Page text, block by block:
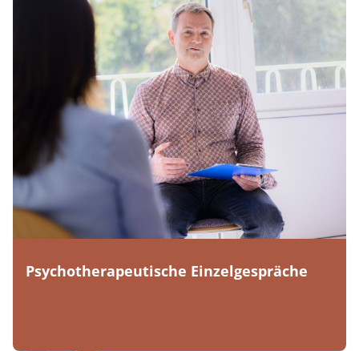
Psychotherapeutische Einzelgespräche